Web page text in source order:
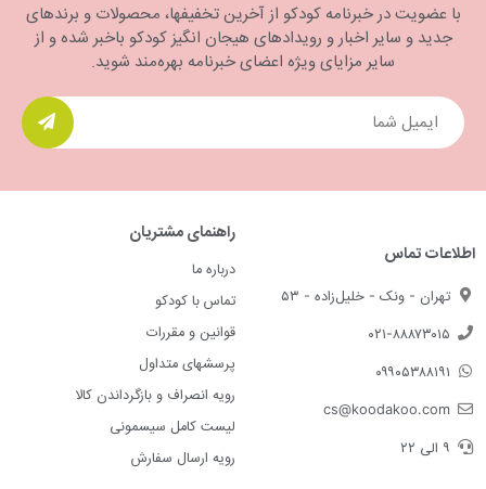
با عضویت در خبرنامه کودکو از آخرین تخفیفها، محصولات و برندهای
جدید و سایر اخبار و رویدادهای هیجان انگیز کودکو باخبر شده و از
سایر مزایای ویژه اعضای خبرنامه بهره‌مند شوید.
اطلاعات تماس
تهران - ونک - خلیل‌زاده - ۵۳
۰۲۱-۸۸۸۷۳۰۱۵
۰۹۹۰۵۳۸۸۱۹۱
cs@koodakoo.com
۹ الی ۲۲
راهنمای مشتریان
درباره ما
تماس با کودکو
قوانین و مقررات
پرسشهای متداول
رویه انصراف و بازگرداندن کالا
لیست کامل سیسمونی
رویه ارسال سفارش